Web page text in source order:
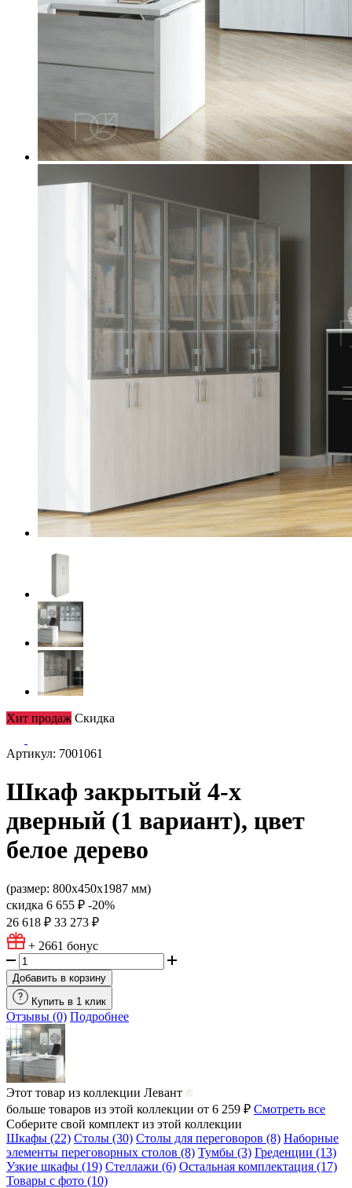
Хит продаж Скидка
Артикул: 7001061
Шкаф закрытый 4-х
дверный (1 вариант), цвет
белое дерево
(размер: 800х450х1987 мм)
скидка 6 655 ₽ -20%
26 618 ₽ 33 273 ₽
+ 2661 бонус
Добавить в корзину
Купить в 1 клик
Отзывы (0) Подробнее
Этот товар из коллекции Левант
больше товаров из этой коллекции от 6 259 ₽ Смотреть все
Соберите свой комплект из этой коллекции
Шкафы (22) Столы (30) Столы для переговоров (8) Наборные
элементы переговорных столов (8) Тумбы (3) Греденции (13)
Узкие шкафы (19) Стеллажи (6) Остальная комплектация (17)
Товары с фото (10)